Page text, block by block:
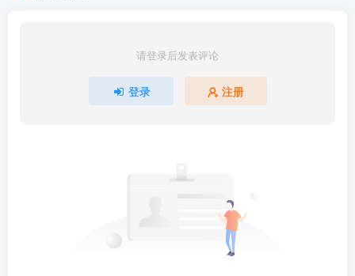
请登录后发表评论
登录 注册